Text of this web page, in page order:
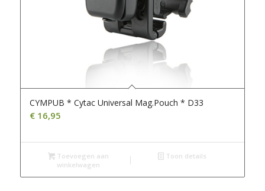
CYMPUB * Cytac Universal Mag.Pouch * D33
€16,95
Toevoegen aan
winkelwagen
Toon details